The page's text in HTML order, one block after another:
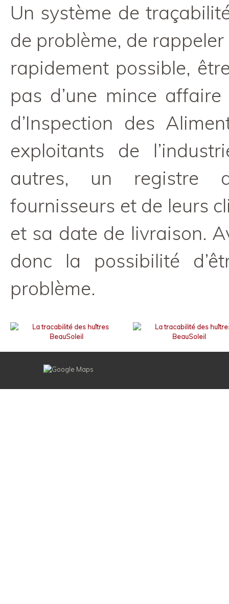
Un système de
de problème, de
rapidement possible,
pas d’une mince affaire
d’Inspection des
exploitants de
autres, un registre
fournisseurs et de leurs
et sa date de livraison.
donc la possibilité
problème.